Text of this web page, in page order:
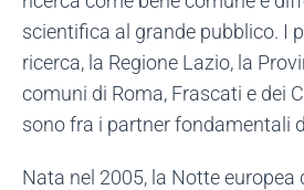
scientifica al grande pubblico. I
ricerca, la Regione Lazio, la
comuni di Roma, Frascati e dei
sono fra i partner fondamentali
Nata nel 2005, la Notte europea